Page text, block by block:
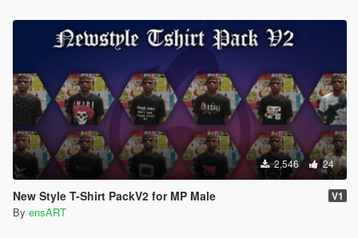
2,546 24
New Style T-Shirt PackV2 for MP Male V1
By ensART